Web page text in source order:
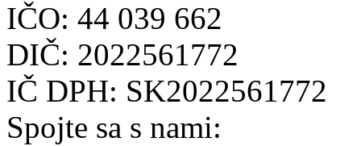
IČO: 44 039 662
DIČ: 2022561772
IČ DPH: SK2022561772
Spojte sa s nami: